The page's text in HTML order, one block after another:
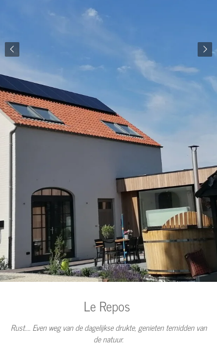
Le Repos
Rust.... Even weg van de dagelijkse drukte, genieten temidden van
de natuur.